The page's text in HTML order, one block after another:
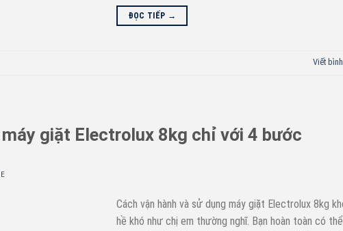
ĐỌC TIẾP →
Viết
giặt Electrolux 8kg chỉ với 4 bước
Cách vận hành và sử dụng máy giặt Electrolux 8kg
hề khó như chị em thường nghĩ. Bạn hoàn toàn có